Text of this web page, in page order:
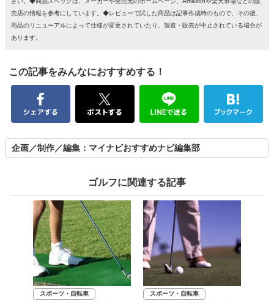
売店の情報を参考にしています。◆レビューで試した商品は記事作成時のもので、その後、
商品のリニューアルによって仕様が変更されていたり、製造・販売が中止されている場合が
あります。
この記事をみんなにおすすめする！
企画／制作／編集：マイナビおすすめナビ編集部
ゴルフに関連する記事
スポーツ・自転車 スポーツ・自転車